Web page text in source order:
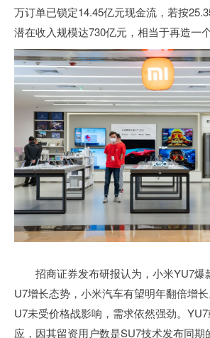
万订单已锁定14.45亿元现金流，若按
潜在收入规模达730亿元，相当于再造一
招商证券发布研报认为，小米YU7爆
U7增长态势，小米汽车有望明年翻倍增
U7未受价格战影响，需求依然强劲。
应，因其留资用户数是SU7技术发布同期